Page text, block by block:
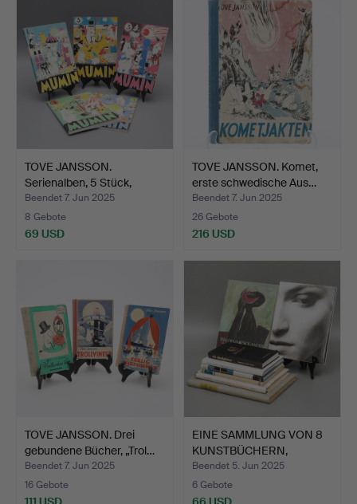
TOVE JANSSON.
Serienalben, 5 Stück,
„Moomi…
Beendet 7. Jun 2025
8 Gebote
69 USD
TOVE JANSSON. Komet,
erste schwedische Aus…
Beendet 7. Jun 2025
26 Gebote
216 USD
TOVE JANSSON. Drei
gebundene Bücher, „Trol…
Beendet 7. Jun 2025
16 Gebote
EINE SAMMLUNG VON 8
KUNSTBÜCHERN,
darunter…
Beendet 5. Jun 2025
6 Gebote